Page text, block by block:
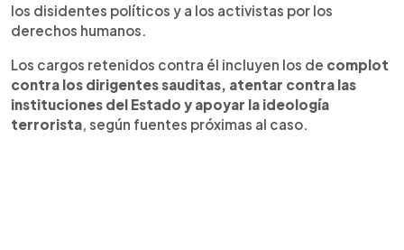
los disidentes políticos y a los activistas por los
derechos humanos.
Los cargos retenidos contra él incluyen los de complot
contra los dirigentes sauditas, atentar contra las
instituciones del Estado y apoyar la ideología
terrorista, según fuentes próximas al caso.